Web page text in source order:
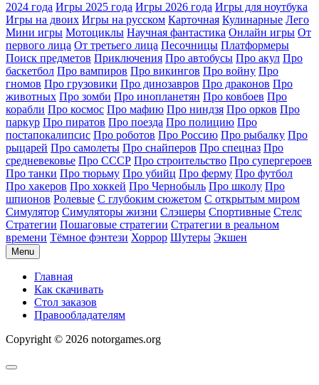
2024 года Игры 2025 года Игры 2026 года Игры для ноутбука
Игры на двоих Игры на русском Карточная Кулинарные Лего
Мини игры Мотоциклы Научная фантастика Онлайн игры От
первого лица От третьего лица Песочницы Платформеры
Поиск предметов Приключения Про автобусы Про акул Про
баскетбол Про вампиров Про викингов Про войну Про
гномов Про грузовики Про динозавров Про драконов Про
животных Про зомби Про инопланетян Про ковбоев Про
корабли Про космос Про мафию Про ниндзя Про орков Про
паркур Про пиратов Про поезда Про полицию Про
постапокалипсис Про роботов Про Россию Про рыбалку Про
рыцарей Про самолеты Про снайперов Про спецназ Про
средневековье Про СССР Про строительство Про супергероев
Про танки Про тюрьму Про убийц Про ферму Про футбол
Про хакеров Про хоккей Про Чернобыль Про школу Про
шпионов Ролевые С глубоким сюжетом С открытым миром
Симулятор Симуляторы жизни Слэшеры Спортивные Стелс
Стратегии Пошаговые стратегии Стратегии в реальном
времени Тёмное фэнтези Хоррор Шутеры Экшен
Menu
Главная
Как скачивать
Стол заказов
Правообладателям
Copyright © 2026 notorgames.org
Scroll